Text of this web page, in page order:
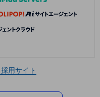
採用サイト